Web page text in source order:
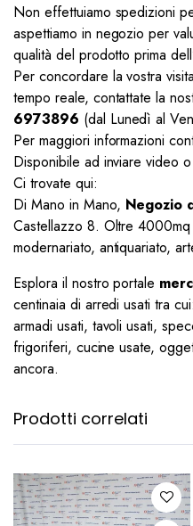
Non effettuiamo spedizioni
aspettiamo in negozio per
qualità del prodotto prima
Per concordare la vostra
tempo reale, contattate la
6973896 (dal Lunedì al
Per maggiori informazioni
Disponibile ad inviare video
Ci trovate qui:
Di Mano in Mano, Negozio
Castellazzo 8. Oltre
modernariato, antiquariato,
Esplora il nostro portale
centinaia di arredi usati tra
armadi usati, tavoli usati,
frigoriferi, cucine usate,
ancora.
Prodotti correlati